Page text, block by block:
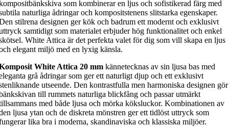
som kombinerar en ljus och sofistikerad färg med
naturliga ådringar och kompositstenens slitstarka egenskaper.
stilrena designen ger kök och badrum ett modernt och exklusivt
samtidigt som materialet erbjuder hög funktionalitet och enkel
White Attica är det perfekta valet för dig som vill skapa en ljus
elegant miljö med en lyxig känsla.
White Attica 20 mm kännetecknas av sin ljusa bas med
grå ådringar som ger ett naturligt djup och ett exklusivt
utseende. Den kontrastfulla men harmoniska designen gör
till rummets naturliga blickfång och passar utmärkt
med både ljusa och mörka köksluckor. Kombinationen av
ljusa ytan och de diskreta mönstren ger ett tidlöst uttryck som
lika bra i moderna, skandinaviska och klassiska miljöer.